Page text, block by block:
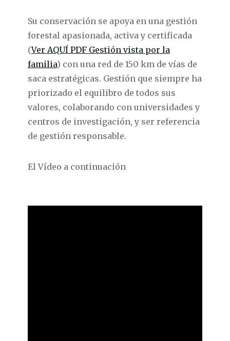
Su conservación se apoya en una gestión
forestal apasionada, activa y certificada
(Ver AQUÍ PDF Gestión vista por la
familia) con una red de 150 km de vías de
saca estratégicas. Gestión que siempre ha
priorizado el equilibro de todos sus
valores, colaborando con universidades y
centros de investigación, y ser referencia
de gestión responsable.
El Vídeo a continuación